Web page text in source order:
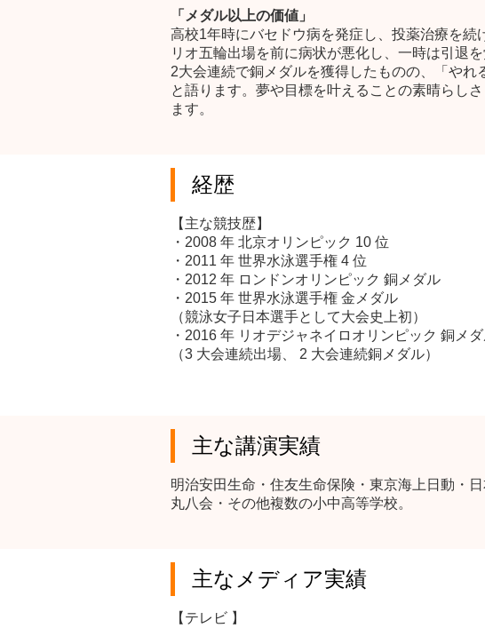
「メダル以上の価値」
高校1年時にバセドウ病を発症し、投薬治療を続
リオ五輪出場を前に病状が悪化し、一時は引退
2大会連続で銅メダルを獲得したものの、「や
と語ります。夢や目標を叶えることの素晴らし
ます。
経歴
【主な競技歴】
・2008 年 北京オリンピック 10 位
・2011 年 世界水泳選手権 4 位
・2012 年 ロンドンオリンピック 銅メダル
・2015 年 世界水泳選手権 金メダル
（競泳女子日本選手として大会史上初）
・2016 年 リオデジャネイロオリンピック 銅メ
（3 大会連続出場、 2 大会連続銅メダル）
主な講演実績
明治安田生命・住友生命保険・東京海上日動・
丸八会・その他複数の小中高等学校。
主なメディア実績
【テレビ 】